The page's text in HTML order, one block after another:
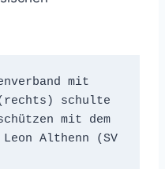
mit
schulte
mit dem
Althenn (SV